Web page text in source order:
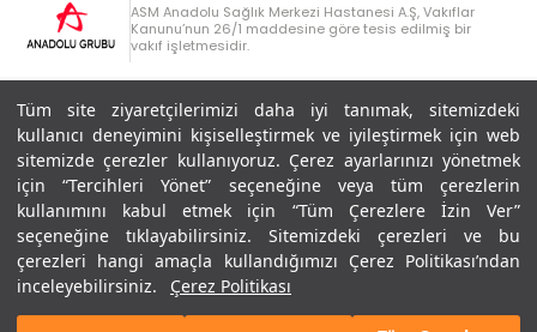
Tüm site ziyaretçilerimizi daha iyi tanımak, sitemizdeki
kullanıcı deneyimini kişiselleştirmek ve iyileştirmek için web
sitemizde çerezler kullanıyoruz. Çerez ayarlarınızı yönetmek
için “Tercihleri Yönet” seçeneğine veya tüm çerezlerin
kullanımını kabul etmek için “Tüm Çerezlere İzin Ver”
seçeneğine tıklayabilirsiniz. Sitemizdeki çerezleri ve bu
çerezleri hangi amaçla kullandığımızı Çerez Politikası’ndan
inceleyebilirsiniz.
Çerez Politikası
ASM Anadolu Sağlık Merkezi Hastanesi A.Ş, Vakıflar
Kanunu’nun 26/1 maddesine göre tesis edilmiş bir
vakıf işletmesidir.
Anadolu Grubu Danışma Hattı +90 (262) 678 54 00
Son Güncellenme: 07.07.2026
Editör : Didem Akçay Göktepe | 44 44 276